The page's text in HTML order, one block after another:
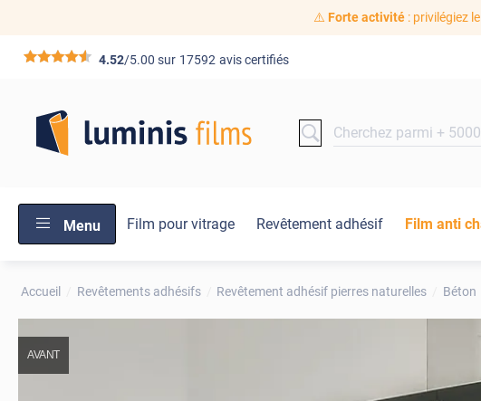
⚠️ Forte activité: privilégiez
*****4.52/5.00 sur 17592 avis certifiés
Menu Film pour vitrage Revêtement adhésif Film anti
Accueil Revêtements adhésifs Revêtement adhésif pierres naturelles Béton
AVANT